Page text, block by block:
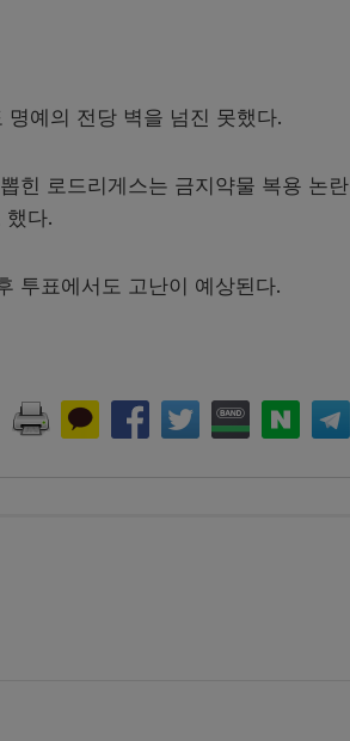
예의 전당 벽을 넘진 못했다.
힌 로드리게스는 금지약물 복용 논란
했다.
투표에서도 고난이 예상된다.